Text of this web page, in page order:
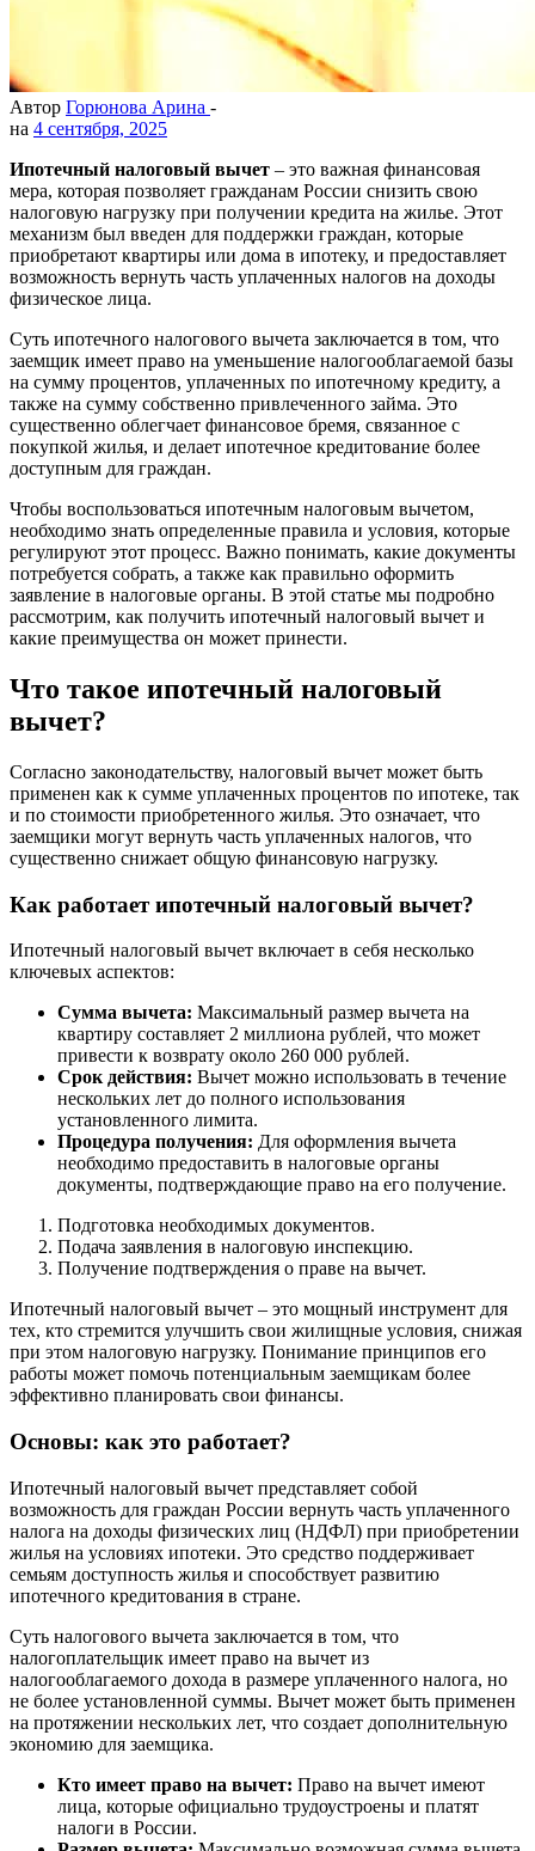
Автор Горюнова Арина -
на 4 сентября, 2025
Ипотечный налоговый вычет – это важная финансовая
мера, которая позволяет гражданам России снизить свою
налоговую нагрузку при получении кредита на жилье. Этот
механизм был введен для поддержки граждан, которые
приобретают квартиры или дома в ипотеку, и предоставляет
возможность вернуть часть уплаченных налогов на доходы
физическое лица.
Суть ипотечного налогового вычета заключается в том, что
заемщик имеет право на уменьшение налогооблагаемой базы
на сумму процентов, уплаченных по ипотечному кредиту, а
также на сумму собственно привлеченного займа. Это
существенно облегчает финансовое бремя, связанное с
покупкой жилья, и делает ипотечное кредитование более
доступным для граждан.
Чтобы воспользоваться ипотечным налоговым вычетом,
необходимо знать определенные правила и условия, которые
регулируют этот процесс. Важно понимать, какие документы
потребуется собрать, а также как правильно оформить
заявление в налоговые органы. В этой статье мы подробно
рассмотрим, как получить ипотечный налоговый вычет и
какие преимущества он может принести.
Что такое ипотечный налоговый
вычет?
Согласно законодательству, налоговый вычет может быть
применен как к сумме уплаченных процентов по ипотеке, так
и по стоимости приобретенного жилья. Это означает, что
заемщики могут вернуть часть уплаченных налогов, что
существенно снижает общую финансовую нагрузку.
Как работает ипотечный налоговый вычет?
Ипотечный налоговый вычет включает в себя несколько
ключевых аспектов:
Сумма вычета: Максимальный размер вычета на
квартиру составляет 2 миллиона рублей, что может
привести к возврату около 260 000 рублей.
Срок действия: Вычет можно использовать в течение
нескольких лет до полного использования
установленного лимита.
Процедура получения: Для оформления вычета
необходимо предоставить в налоговые органы
документы, подтверждающие право на его получение.
Подготовка необходимых документов.
Подача заявления в налоговую инспекцию.
Получение подтверждения о праве на вычет.
Ипотечный налоговый вычет – это мощный инструмент для
тех, кто стремится улучшить свои жилищные условия, снижая
при этом налоговую нагрузку. Понимание принципов его
работы может помочь потенциальным заемщикам более
эффективно планировать свои финансы.
Основы: как это работает?
Ипотечный налоговый вычет представляет собой
возможность для граждан России вернуть часть уплаченного
налога на доходы физических лиц (НДФЛ) при приобретении
жилья на условиях ипотеки. Это средство поддерживает
семьям доступность жилья и способствует развитию
ипотечного кредитования в стране.
Суть налогового вычета заключается в том, что
налогоплательщик имеет право на вычет из
налогооблагаемого дохода в размере уплаченного налога, но
не более установленной суммы. Вычет может быть применен
на протяжении нескольких лет, что создает дополнительную
экономию для заемщика.
Кто имеет право на вычет: Право на вычет имеют
лица, которые официально трудоустроены и платят
налоги в России.